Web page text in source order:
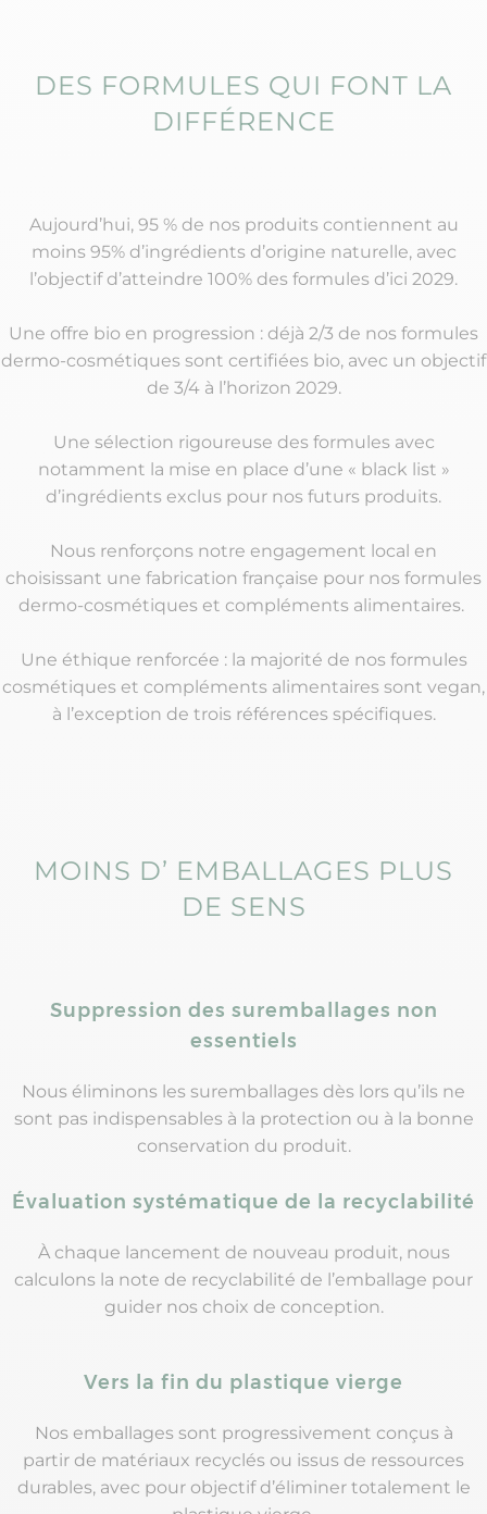
DES FORMULES QUI FONT LA
DIFFÉRENCE
Aujourd’hui, 95 % de nos produits contiennent au
moins 95% d’ingrédients d’origine naturelle, avec
l’objectif d’atteindre 100% des formules d’ici 2029.
Une offre bio en progression : déjà 2/3 de nos formules
dermo-cosmétiques sont certifiées bio, avec un objectif
de 3/4 à l’horizon 2029.
Une sélection rigoureuse des formules avec
notamment la mise en place d’une « black list »
d’ingrédients exclus pour nos futurs produits.
Nous renforçons notre engagement local en
choisissant une fabrication française pour nos formules
dermo-cosmétiques et compléments alimentaires.
Une éthique renforcée : la majorité de nos formules
cosmétiques et compléments alimentaires sont vegan,
à l’exception de trois références spécifiques.
MOINS D’ EMBALLAGES PLUS
DE SENS
Suppression des suremballages non
essentiels
Nous éliminons les suremballages dès lors qu’ils ne
sont pas indispensables à la protection ou à la bonne
conservation du produit.
Évaluation systématique de la recyclabilité
À chaque lancement de nouveau produit, nous
calculons la note de recyclabilité de l’emballage pour
guider nos choix de conception.
Vers la fin du plastique vierge
Nos emballages sont progressivement conçus à
partir de matériaux recyclés ou issus de ressources
durables, avec pour objectif d’éliminer totalement le